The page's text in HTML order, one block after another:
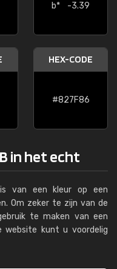
b*
-3.39
HEX-CODE
#827F86
in het echt
van een kleur op een
Om zeker te zijn van de
te maken van een
website kunt u voordelig